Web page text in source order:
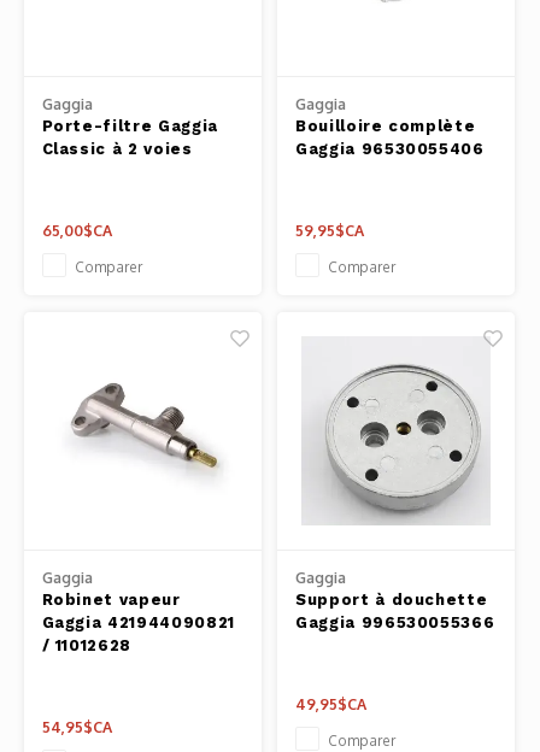
Gaggia
Porte-filtre Gaggia
Classic à 2 voies
65,00$CA
Comparer
Gaggia
Bouilloire complète
Gaggia 96530055406
59,95$CA
Comparer
Gaggia
Robinet vapeur
Gaggia 421944090821
/ 11012628
54,95$CA
Gaggia
Support à douchette
Gaggia 996530055366
49,95$CA
Comparer